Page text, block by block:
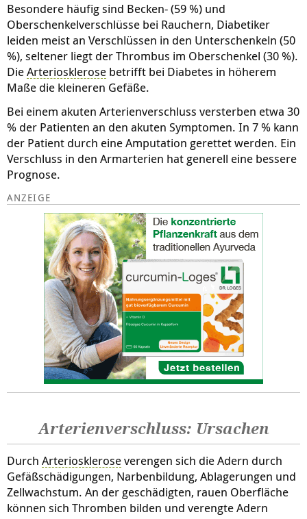
Besondere häufig sind Becken- (59 %) und
Oberschenkelverschlüsse bei Rauchern, Diabetiker
leiden meist an Verschlüssen in den Unterschenkeln (50
%), seltener liegt der Thrombus im Oberschenkel (30 %).
DieArteriosklerose betrifft bei Diabetes in höherem
Maße die kleineren Gefäße.
Bei einem akuten Arterienverschluss versterben etwa 30
% der Patienten an den akuten Symptomen. In 7 % kann
der Patient durch eine Amputation gerettet werden. Ein
Verschluss in den Armarterien hat generell eine bessere
Prognose.
Arterienverschluss: Ursachen
Durch Arterioskleroseverengen sich die Adern durch
Gefäßschädigungen, Narbenbildung, Ablagerungen und
Zellwachstum. An der geschädigten, rauen Oberfläche
können sich Thromben bilden und verengte Adern